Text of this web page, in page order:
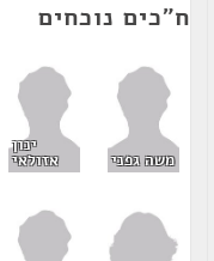
ח"כים נוכחים
משה גפני
ינון
אזולאי